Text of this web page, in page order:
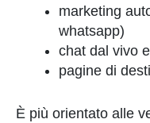
marketing
whatsapp)
chat dal vivo
pagine di
È più orientato alle